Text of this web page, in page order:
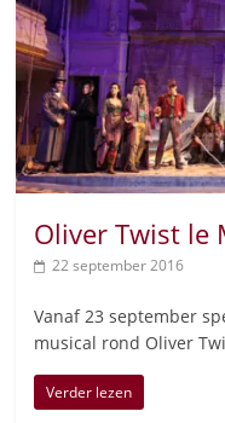
Oliver Twist le
22 september 2016
Vanaf 23 september
musical rond Oliver
Verder lezen